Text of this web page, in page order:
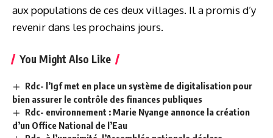
aux populations de ces deux villages. Il a promis d’y
revenir dans les prochains jours.
You Might Also Like
Rdc- l’Igf met en place un système de digitalisation pour
bien assurer le contrôle des finances publiques
Rdc- environnement : Marie Nyange annonce la création
d’un Office National de l’Eau